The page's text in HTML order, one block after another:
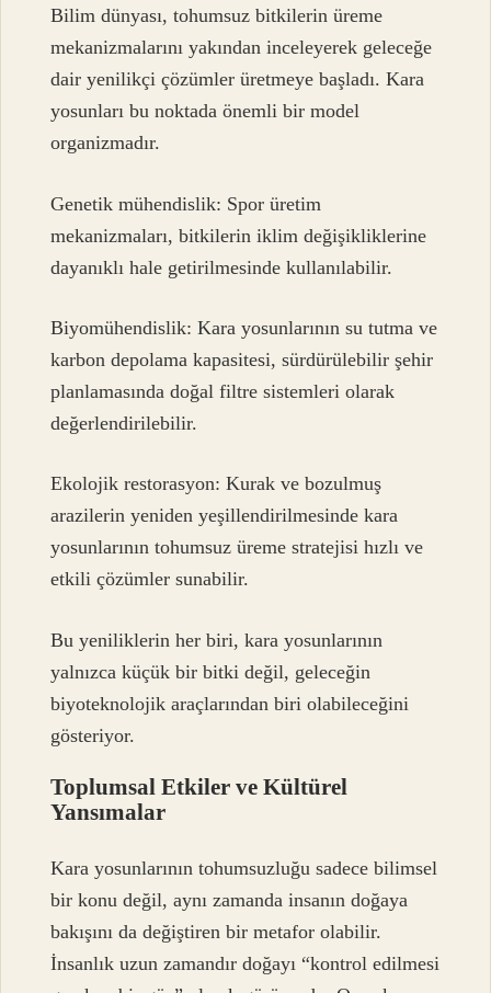
Bilim dünyası, tohumsuz bitkilerin üreme
mekanizmalarını yakından inceleyerek geleceğe
dair yenilikçi çözümler üretmeye başladı. Kara
yosunları bu noktada önemli bir model
organizmadır.
Genetik mühendislik: Spor üretim
mekanizmaları, bitkilerin iklim değişikliklerine
dayanıklı hale getirilmesinde kullanılabilir.
Biyomühendislik: Kara yosunlarının su tutma ve
karbon depolama kapasitesi, sürdürülebilir şehir
planlamasında doğal filtre sistemleri olarak
değerlendirilebilir.
Ekolojik restorasyon: Kurak ve bozulmuş
arazilerin yeniden yeşillendirilmesinde kara
yosunlarının tohumsuz üreme stratejisi hızlı ve
etkili çözümler sunabilir.
Bu yeniliklerin her biri, kara yosunlarının
yalnızca küçük bir bitki değil, geleceğin
biyoteknolojik araçlarından biri olabileceğini
gösteriyor.
Toplumsal Etkiler ve Kültürel
Yansımalar
Kara yosunlarının tohumsuzluğu sadece bilimsel
bir konu değil, aynı zamanda insanın doğaya
bakışını da değiştiren bir metafor olabilir.
İnsanlık uzun zamandır doğayı “kontrol edilmesi